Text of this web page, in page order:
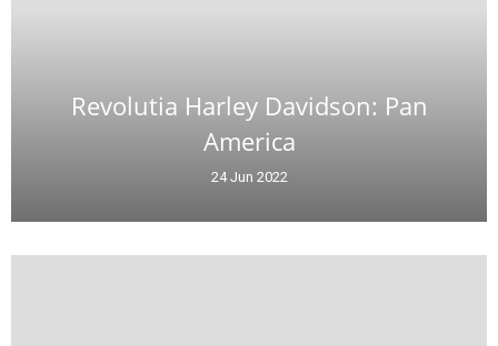
Revolutia Harley Davidson: Pan
America
24 Jun 2022